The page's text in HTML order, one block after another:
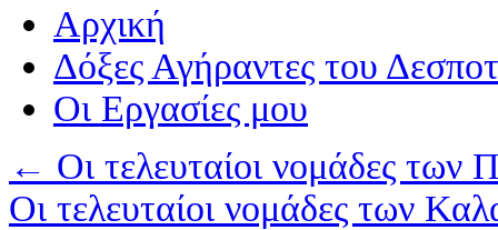
Αρχική
Δόξες Αγήραντες του
Οι Eργασίες μου
← Οι τελευταίοι νομάδες
Οι τελευταίοι νομάδες των